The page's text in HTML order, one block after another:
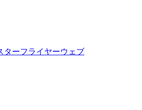
ターフライヤーウェブ